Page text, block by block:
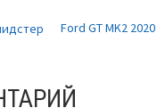
Ford GT MK2